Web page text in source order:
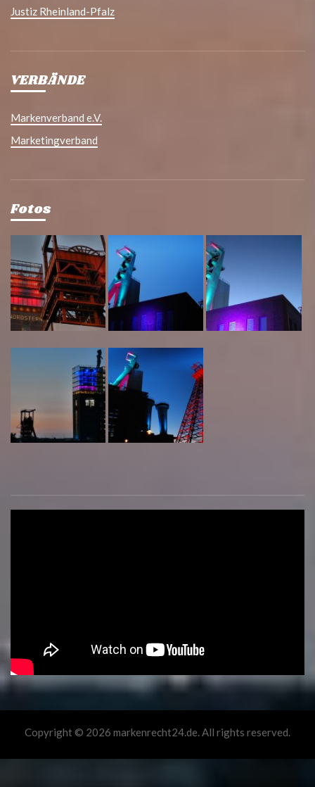
Justiz Rheinland-Pfalz
VERBÄNDE
Markenverband e.V.
Marketingverband
Fotos
Copyright © 2026 markenrecht24.de. All rights reserved.